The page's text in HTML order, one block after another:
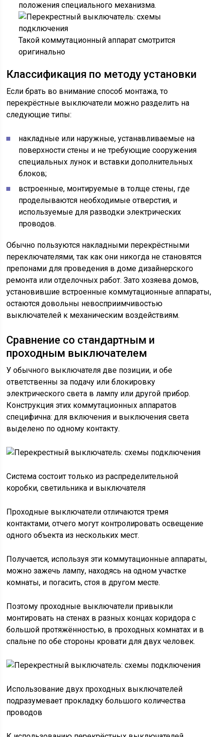
положения специального механизма.
Такой коммутационный аппарат смотрится
оригинально
Классификация по методу установки
Если брать во внимание способ монтажа, то
перекрёстные выключатели можно разделить на
следующие типы:
накладные или наружные, устанавливаемые на
поверхности стены и не требующие сооружения
специальных лунок и вставки дополнительных
блоков;
встроенные, монтируемые в толще стены, где
проделываются необходимые отверстия, и
используемые для разводки электрических
проводов.
Обычно пользуются накладными перекрёстными
переключателями, так как они никогда не становятся
препонами для проведения в доме дизайнерского
ремонта или отделочных работ. Зато хозяева домов,
установившие встроенные коммутационные аппараты,
остаются довольны невосприимчивостью
выключателей к механическим воздействиям.
Сравнение со стандартным и
проходным выключателем
У обычного выключателя две позиции, и обе
ответственны за подачу или блокировку
электрического света в лампу или другой прибор.
Конструкция этих коммутационных аппаратов
специфична: для включения и выключения света
выделено по одному контакту.
Система состоит только из распределительной
коробки, светильника и выключателя
Проходные выключатели отличаются тремя
контактами, отчего могут контролировать освещение
одного объекта из нескольких мест.
Получается, используя эти коммутационные аппараты,
можно зажечь лампу, находясь на одном участке
комнаты, и погасить, стоя в другом месте.
Поэтому проходные выключатели привыкли
монтировать на стенах в разных концах коридора с
большой протяжённостью, в проходных комнатах и в
спальне по обе стороны кровати для двух человек.
Использование двух проходных выключателей
подразумевает прокладку большого количества
проводов